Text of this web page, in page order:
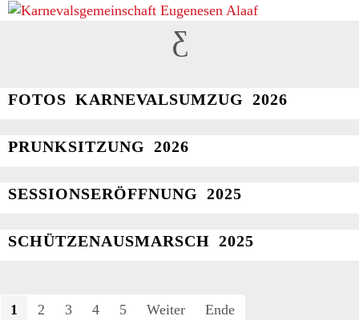
FOTOS KARNEVALSUMZUG 2026
PRUNKSITZUNG 2026
SESSIONSERÖFFNUNG 2025
SCHÜTZENAUSMARSCH 2025
1 2 3 4 5 Weiter Ende